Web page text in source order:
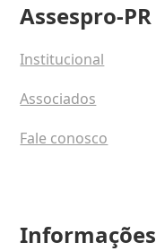
Assespro-PR
Institucional
Associados
Fale conosco
Informações